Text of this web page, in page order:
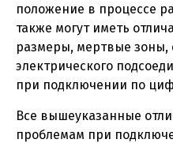
положение в процессе
также могут иметь
размеры, мертвые зоны,
электрического
при подключении по
Все вышеуказанные
проблемам при